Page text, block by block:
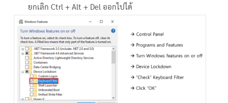
ยกเลิก Ctrl + Alt + Del ออกไปได้